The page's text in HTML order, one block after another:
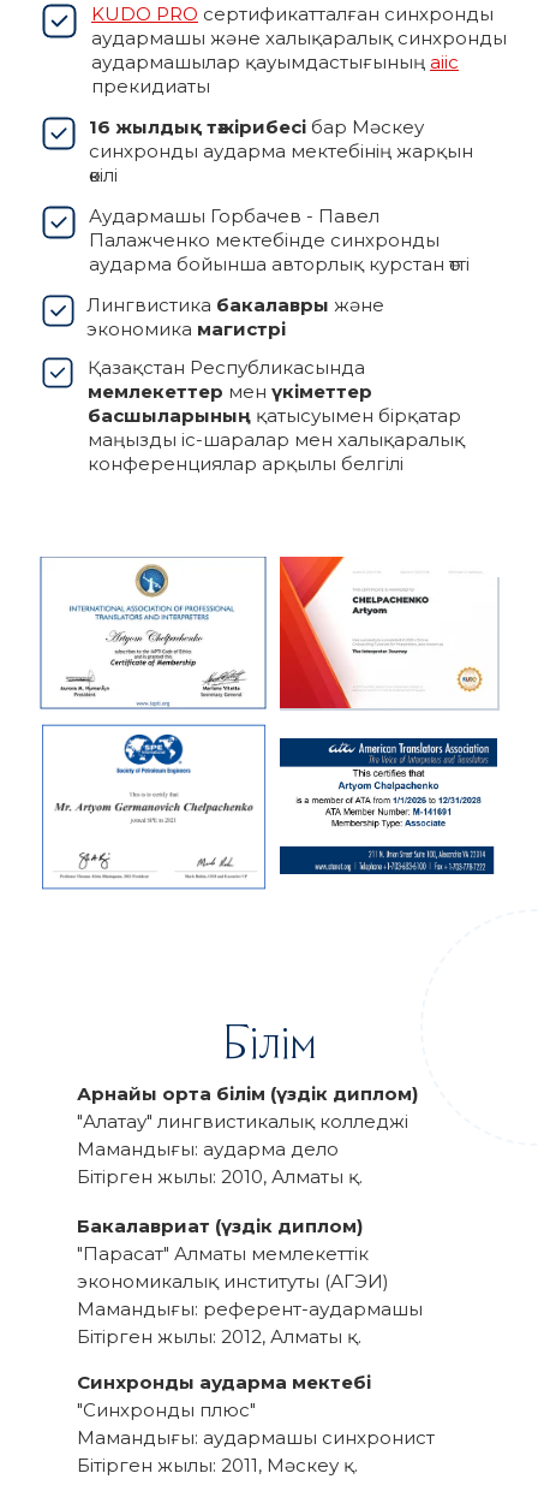
16 жылдық тәжірибесі бар Мәскеу
синхронды аударма мектебінің жарқын
өкілі
Аудармашы Горбачев - Павел
Палажченко мектебінде синхронды
аударма бойынша авторлық курстан өтті
Лингвистика бакалавры және
экономика магистрі
Қазақстан Республикасында
мемлекеттер мен үкіметтер
басшыларының қатысуымен бірқатар
маңызды іс-шаралар мен халықаралық
конференциялар арқылы белгілі
KUDO PRO сертификатталған синхронды
аудармашы және халықаралық синхронды
аудармашылар қауымдастығының aiic
прекидиаты
Арнайы орта білім (үздік диплом)
"Алатау" лингвистикалық колледжі
Мамандығы: аударма дело
Бітірген жылы: 2010, Алматы қ.
Бакалавриат (үздік диплом)
"Парасат" Алматы мемлекеттік
экономикалық институты (АГЭИ)
Мамандығы: референт-аудармашы
Бітірген жылы: 2012, Алматы қ.
Синхронды аударма мектебі
"Синхронды плюс"
Мамандығы: аудармашы синхронист
Бітірген жылы: 2011, Мәскеу қ.
Білім